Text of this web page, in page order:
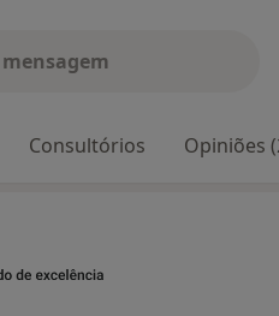
Consultórios Opiniões